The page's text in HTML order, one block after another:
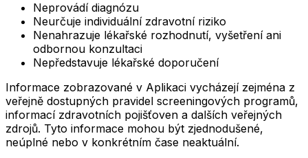
Neprovádí diagnózu
Neurčuje individuální zdravotní riziko
Nenahrazuje lékařské rozhodnutí, vyšetření ani
odbornou konzultaci
Nepředstavuje lékařské doporučení
Informace zobrazované v Aplikaci vycházejí zejména z
veřejně dostupných pravidel screeningových programů,
informací zdravotních pojišťoven a dalších veřejných
zdrojů. Tyto informace mohou být zjednodušené,
neúplné nebo v konkrétním čase neaktuální.